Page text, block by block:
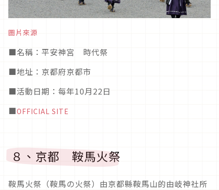
圖片來源
■名稱：平安神宮 時代祭
■地址：京都府京都市
■活動日期 ：每年10月22日
■OFFICIAL SITE
８、京都 鞍馬火祭
鞍馬火祭（鞍馬の火祭） 由京都縣鞍馬山的由岐神社所